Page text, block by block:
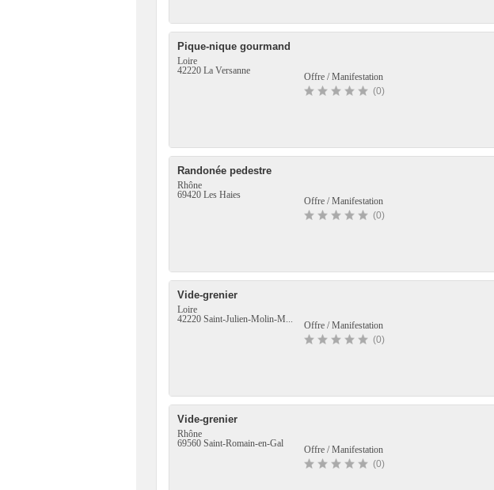
Pique-nique gourmand
Loire
42220 La Versanne
Offre / Manifestation
(0)
Randonée pedestre
Rhône
69420 Les Haies
Offre / Manifestation
(0)
Vide-grenier
Loire
42220 Saint-Julien-Molin-M...
Offre / Manifestation
(0)
Vide-grenier
Rhône
69560 Saint-Romain-en-Gal
Offre / Manifestation
(0)